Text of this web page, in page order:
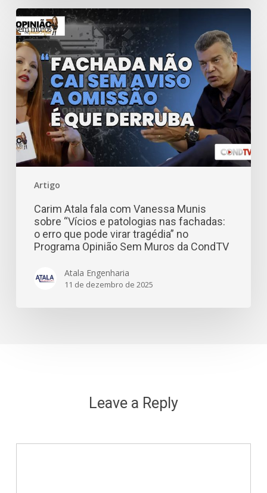
Artigo
Carim Atala fala com Vanessa Munis
sobre “Vícios e patologias nas fachadas:
o erro que pode virar tragédia” no
Programa Opinião Sem Muros da CondTV
Atala Engenharia
11 de dezembro de 2025
Leave a Reply